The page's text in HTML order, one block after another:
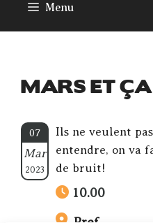
Menu
MARS ET
07
Mar
2023
Ils ne veulent pas
entendre, on va
de bruit!
10.00